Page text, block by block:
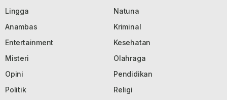
Lingga
Natuna
Anambas
Kriminal
Entertainment
Kesehatan
Misteri
Olahraga
Opini
Pendidikan
Politik
Religi